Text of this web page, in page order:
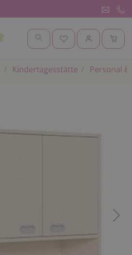
Kindertagesstätte Personal